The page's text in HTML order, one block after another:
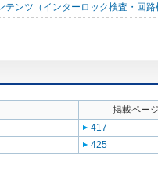
ンツ（インターロック検査・回路
掲載ページ
417
425